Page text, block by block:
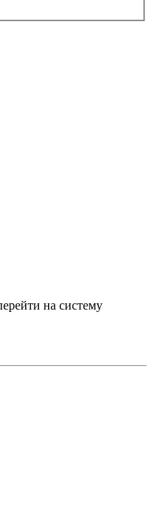
на систему